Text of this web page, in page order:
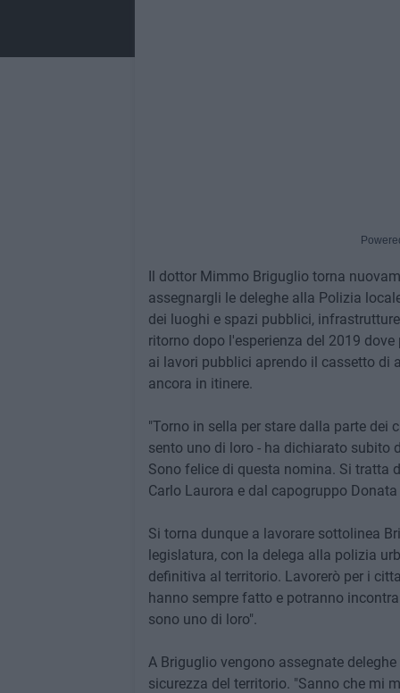
Il dottor Mimmo Briguglio torna
assegnargli le deleghe alla Polizia
dei luoghi e spazi pubblici,
ritorno dopo l'esperienza del 2019
ai lavori pubblici aprendo il cassetto di
ancora in itinere.
"Torno in sella per stare dalla parte dei
sento uno di loro - ha dichiarato subito
Sono felice di questa nomina. Si tratta
Carlo Laurora e dal capogruppo
Si torna dunque a lavorare sottolinea
legislatura, con la delega alla polizia
definitiva al territorio. Lavorerò per i
hanno sempre fatto e potranno
sono uno di loro".
A Briguglio vengono assegnate
sicurezza del territorio. "Sanno che mi